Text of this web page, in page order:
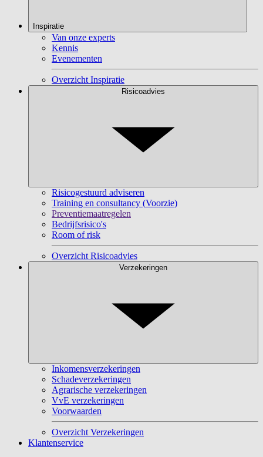
Inspiratie
Van onze experts
Kennis
Evenementen
Overzicht Inspiratie
Risicoadvies
Risicogestuurd adviseren
Training en consultancy (Voorzie)
Preventiemaatregelen
Bedrijfsrisico's
Room of risk
Overzicht Risicoadvies
Verzekeringen
Inkomensverzekeringen
Schadeverzekeringen
Agrarische verzekeringen
VvE verzekeringen
Voorwaarden
Overzicht Verzekeringen
Klantenservice